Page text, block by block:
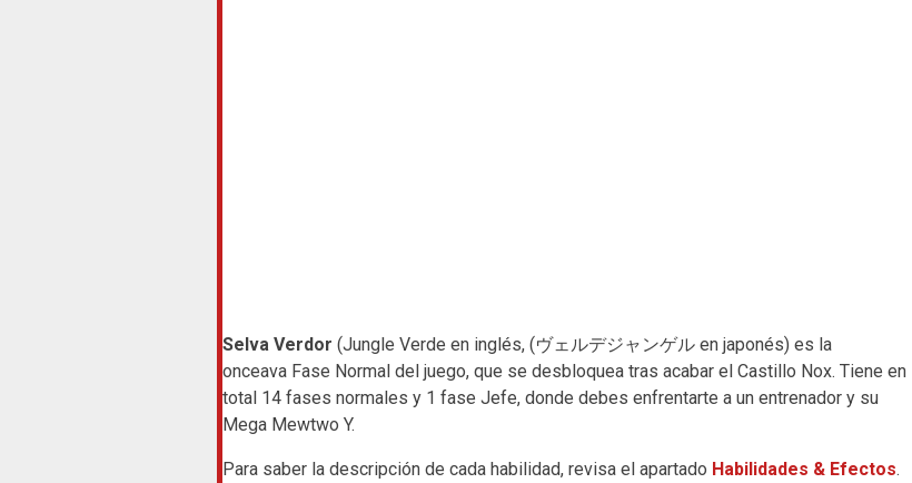
Selva Verdor (Jungle Verde en inglés, (ヴェルデジャンゲル en japonés) es la
onceava Fase Normal del juego, que se desbloquea tras acabar el Castillo Nox. Tiene en
total 14 fases normales y 1 fase Jefe, donde debes enfrentarte a un entrenador y su
Mega Mewtwo Y.
Para saber la descripción de cada habilidad, revisa el apartado Habilidades & Efectos.